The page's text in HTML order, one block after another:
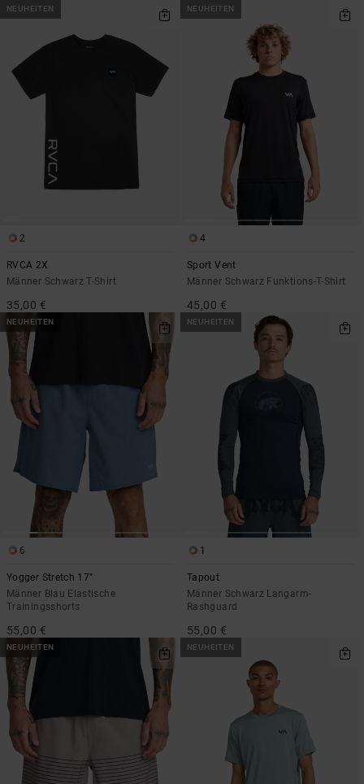
NEUHEITEN
2
RVCA 2X
Männer Schwarz T-Shirt
35,00 €
NEUHEITEN
4
Sport Vent
Männer Schwarz Funktions-T-Shirt
45,00 €
NEUHEITEN
6
Yogger Stretch 17"
Männer Blau Elastische
Trainingsshorts
55,00 €
NEUHEITEN
1
Tapout
Männer Schwarz Langarm-
Rashguard
55,00 €
NEUHEITEN NEUHEITEN